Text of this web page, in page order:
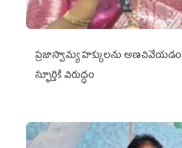
ప్రజాస్వామ్య హక్కులను
స్ఫూర్తికి విరుద్ధం